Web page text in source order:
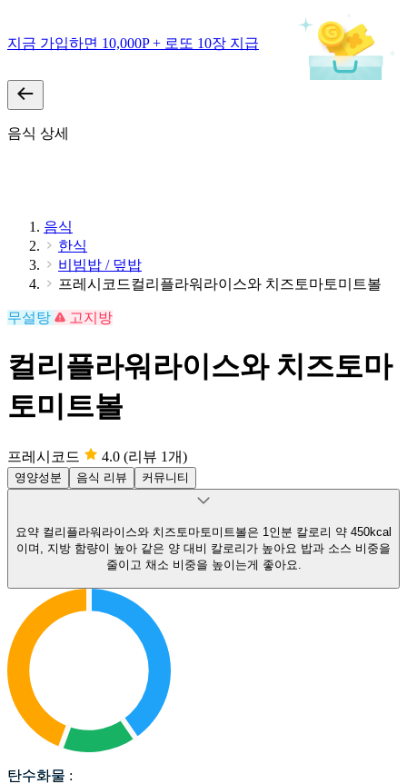
지금 가입하면 10,000P + 로또 10장 지급
음식 상세
음식
한식
비빔밥 / 덮밥
프레시코드컬리플라워라이스와 치즈토마토미트볼
무설탕 고지방
컬리플라워라이스와 치즈토마
토미트볼
프레시코드 4.0 (리뷰 1개)
영양성분 음식 리뷰 커뮤니티
요약 컬리플라워라이스와 치즈토마토미트볼은 1인분 칼로리 약 450kcal
이며, 지방 함량이 높아 같은 양 대비 칼로리가 높아요 밥과 소스 비중을
줄이고 채소 비중을 높이는게 좋아요.
탄수화물
탄수화물 :